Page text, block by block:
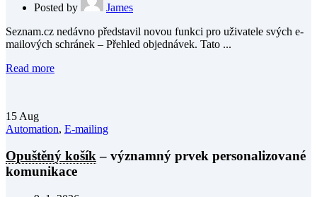
Posted by
James
Seznam.cz nedávno představil novou funkci pro uživatele svých e-
mailových schránek – Přehled objednávek. Tato ...
Read more
15 Aug
Automation, E-mailing
Opuštěný košík– významný prvek personalizované
komunikace